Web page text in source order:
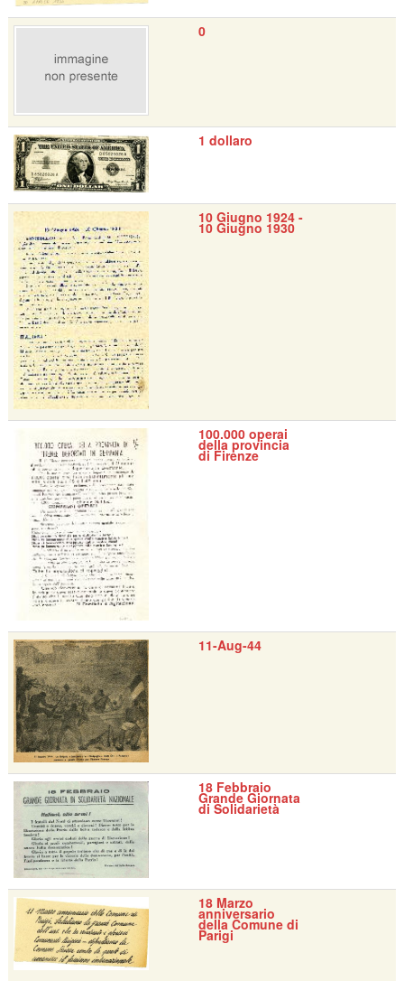
0
1 dollaro
10 Giugno 1924 -
10 Giugno 1930
100.000 operai
della provincia
di Firenze
11-Aug-44
18 Febbraio
Grande Giornata
di Solidarietà
18 Marzo
anniversario
della Comune di
Parigi